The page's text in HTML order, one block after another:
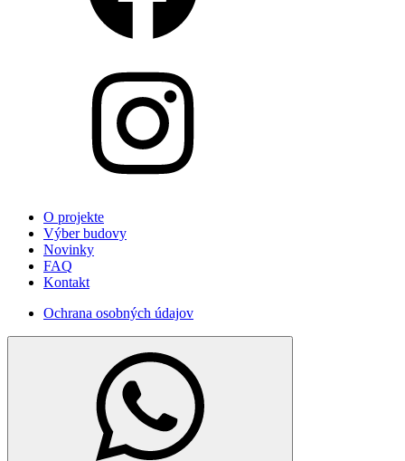
O projekte
Výber budovy
Novinky
FAQ
Kontakt
Ochrana osobných údajov